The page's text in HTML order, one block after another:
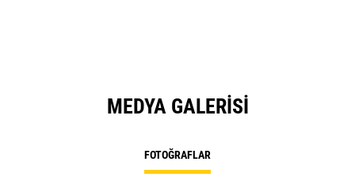
MEDYA GALERISI
FOTOĞRAFLAR